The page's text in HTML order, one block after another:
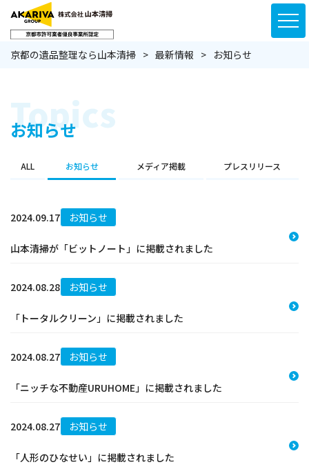
京都の遺品整理なら山本清掃 最新情報 お知らせ
Topics
お知らせ
ALL お知らせ メディア掲載 プレスリリース
2024.09.17 お知らせ
山本清掃が「ビットノート」に掲載されました
2024.08.28 お知らせ
「トータルクリーン」に掲載されました
2024.08.27 お知らせ
「ニッチな不動産URUHOME」に掲載されました
2024.08.27 お知らせ
「人形のひなせい」に掲載されました